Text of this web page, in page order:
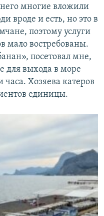
него многие вложили
вроде и есть, но это в
поэтому услуги
мало востребованы.
посетовал мне,
для выхода в море
Хозяева катеров
единицы.